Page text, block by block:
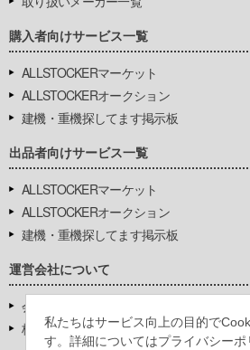
私たちはサービス向上の目的で
す。詳細についてはプライバシーポ
購入者向けサービス一覧
ALLSTOCKERマーケット
ALLSTOCKERオークション
建機・重機探してます掲示板
出品者向けサービス一覧
ALLSTOCKERマーケット
ALLSTOCKERオークション
建機・重機探してます掲示板
運営会社について
会社基本情報
株式会社豊環境開発